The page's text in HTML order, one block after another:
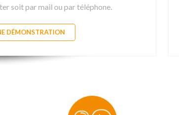
soit par mail ou par téléphone.
DÉMONSTRATION